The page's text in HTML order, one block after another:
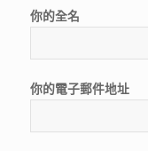
你的全名
你的電子郵件地址